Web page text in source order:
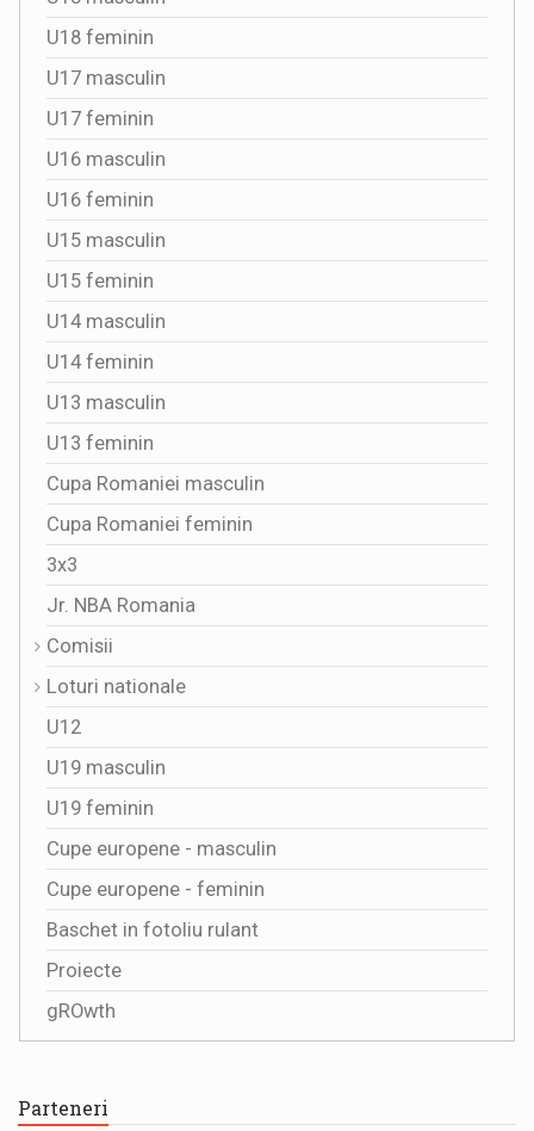
U18 feminin
U17 masculin
U17 feminin
U16 masculin
U16 feminin
U15 masculin
U15 feminin
U14 masculin
U14 feminin
U13 masculin
U13 feminin
Cupa Romaniei masculin
Cupa Romaniei feminin
3x3
Jr. NBA Romania
Comisii
Loturi nationale
U12
U19 masculin
U19 feminin
Cupe europene - masculin
Cupe europene - feminin
Baschet in fotoliu rulant
Proiecte
gROwth
Parteneri